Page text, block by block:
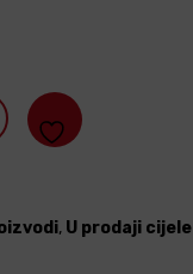
, U prodaji cijele